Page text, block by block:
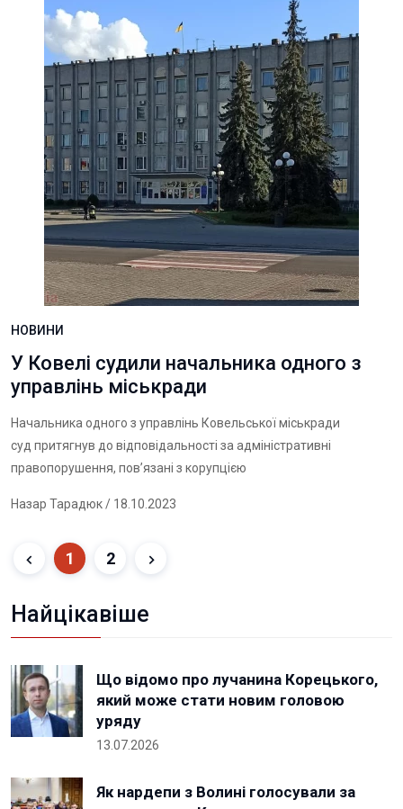
НОВИНИ
У Ковелі судили начальника одного з
управлінь міськради
Начальника одного з управлінь Ковельської міськради
суд притягнув до відповідальності за адміністративні
правопорушення, пов’язані з корупцією
Назар Тарадюк/ 18.10.2023
1 2
Найцікавіше
Що відомо про лучанина Корецького,
який може стати новим головою
уряду
13.07.2026
Як нардепи з Волині голосували за